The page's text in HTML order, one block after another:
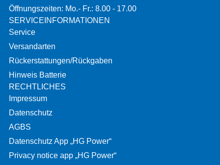
Öffnungszeiten: Mo.- Fr.: 8.00 - 17.00
SERVICEINFORMATIONEN
Service
Versandarten
Rückerstattungen/Rückgaben
Hinweis Batterie
RECHTLICHES
Impressum
Datenschutz
AGBS
Datenschutz App „HG Power“
Privacy notice app „HG Power“